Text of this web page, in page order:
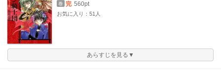
巻 完 560pt
お気に入り：51人
あらすじを見る▼